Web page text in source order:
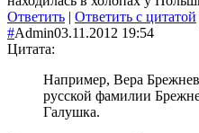
Ответить | Ответить с цитатой
#Admin03.11.2012 19:54
Цитата:
Например, Вера
русской фамилии
Галушка.